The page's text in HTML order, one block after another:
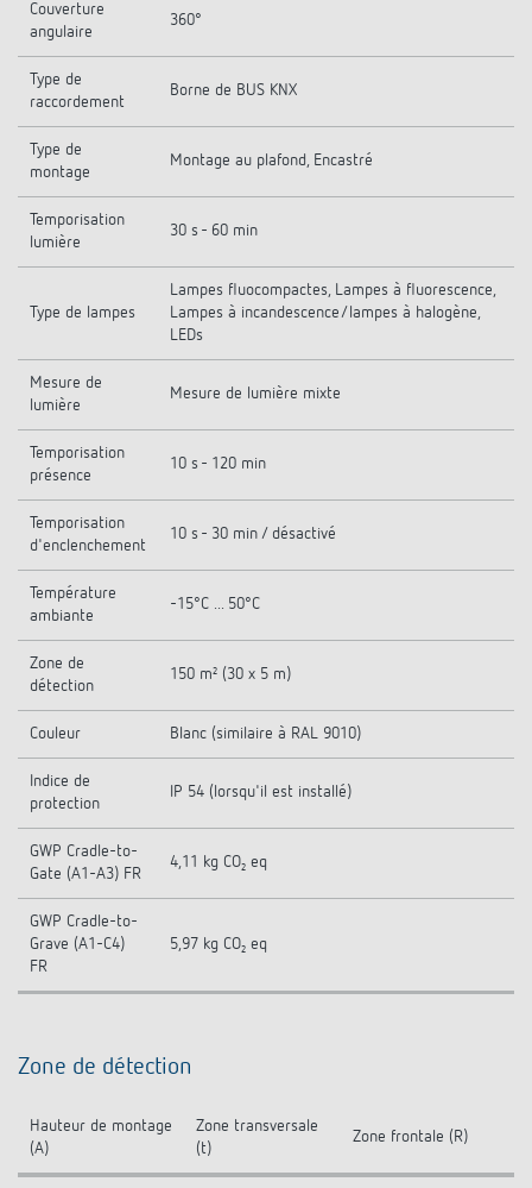
Couverture
angulaire
360°
Type de
raccordement
Borne de BUS KNX
Type de
montage
Montage au plafond, Encastré
Temporisation
lumière
30 s - 60 min
Type de lampes
Lampes fluocompactes, Lampes à fluorescence,
Lampes à incandescence/lampes à halogène,
LEDs
Mesure de
lumière
Mesure de lumière mixte
Temporisation
présence
10 s - 120 min
Temporisation
d'enclenchement
10 s - 30 min / désactivé
Température
ambiante
-15°C ... 50°C
Zone de
détection
150 m² (30 x 5 m)
Couleur Blanc (similaire à RAL 9010)
Indice de
protection
IP 54 (lorsqu'il est installé)
GWP Cradle-to-
Gate (A1-A3) FR
4,11 kg CO₂ eq
GWP Cradle-to-
Grave (A1-C4)
FR
5,97 kg CO₂ eq
Zone de détection
Hauteur de montage
(A)
Zone transversale
(t)
Zone frontale (R)